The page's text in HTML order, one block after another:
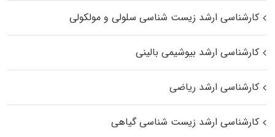
کارشناسی ارشد زیست شناسی سلولی و مولکولی
کارشناسی ارشد بیوشیمی بالینی
کارشناسی ارشد ریاضی
کارشناسی ارشد زیست‌ شناسی گیاهی